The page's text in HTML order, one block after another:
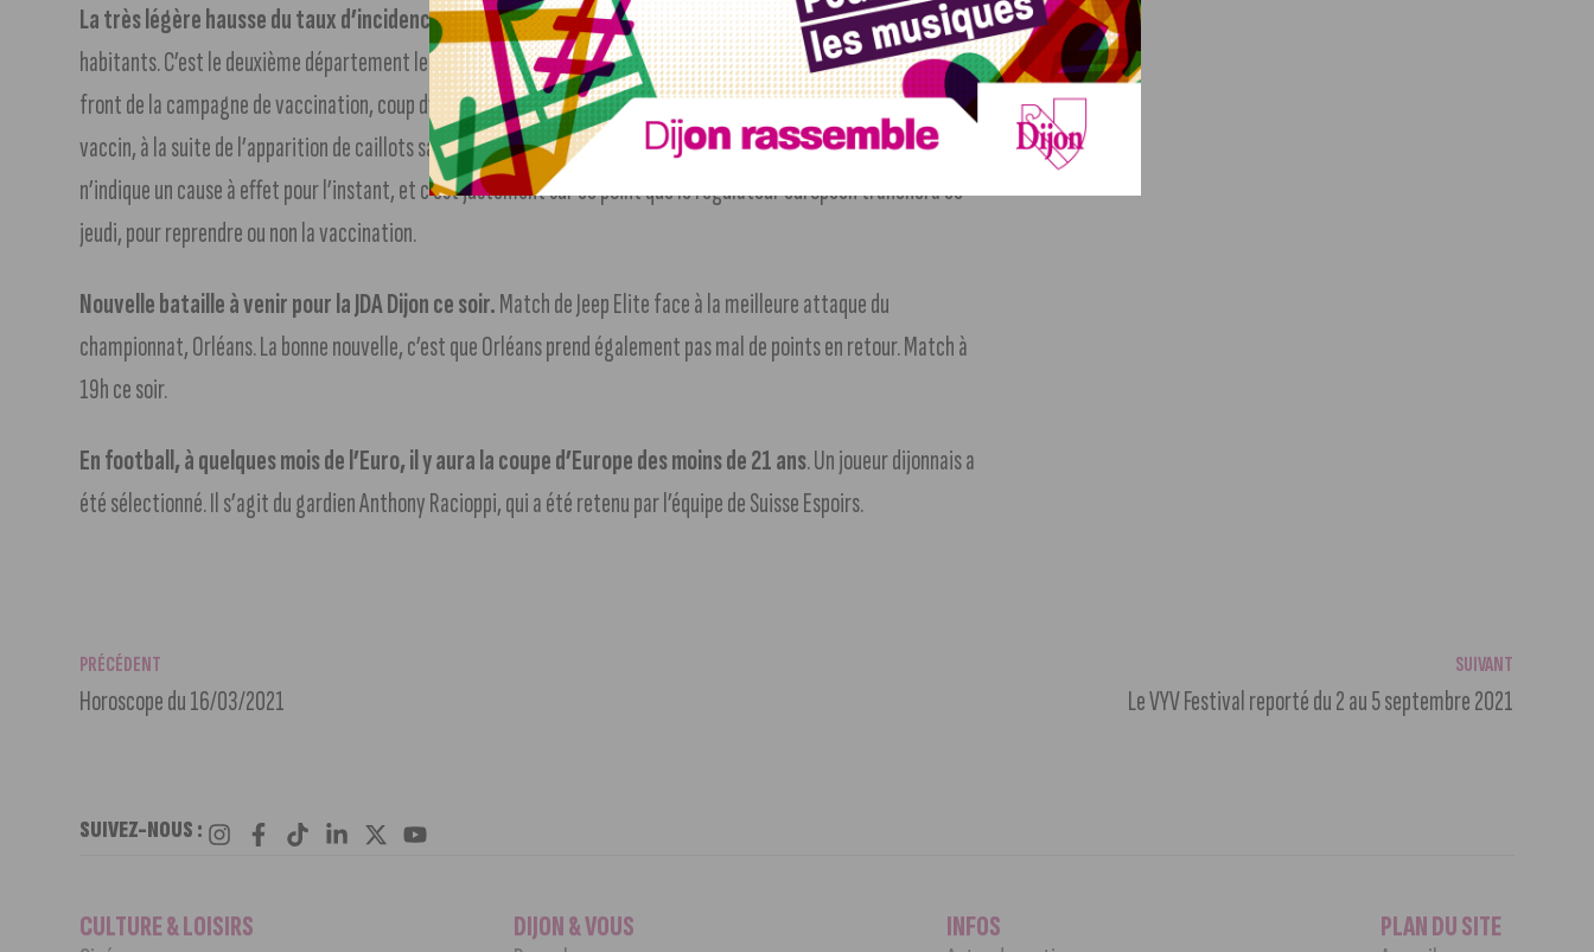
La très légère hausse du taux d’incidence ces derniers jours sur la Côte d’Or. 127 cas positifs pour 100 mille
habitants. C’est le deuxième département le moins touché actuellement dans la Bourgogne-Franche-Comté. Dans le
front de la campagne de vaccination, coup d’arrêt pour AstraZeneca, avec la suspension de l’administration du
vaccin, à la suite de l’apparition de caillots sanguins chez certains malades ayant reçus la première dose. Rien
n’indique un cause à effet pour l’instant, et c’est justement sur ce point que le régulateur européen tranchera ce
jeudi, pour reprendre ou non la vaccination.
Nouvelle bataille à venir pour la JDA Dijon ce soir.Match de Jeep Elite face à la meilleure attaque du
championnat, Orléans. La bonne nouvelle, c’est que Orléans prend également pas mal de points en retour. Match à
19h ce soir.
En football, à quelques mois de l’Euro, il y aura la coupe d’Europe des moins de 21 ans. Un joueur dijonnais a
été sélectionné. Il s’agit du gardien Anthony Racioppi, qui a été retenu par l’équipe de Suisse Espoirs.
PRÉCÉDENT
Horoscope du 16/03/2021
SUIVANT
Le VYV Festival reporté du 2 au 5 septembre 2021
SUIVEZ-NOUS :
CULTURE & LOISIRS
DIJON & VOUS
INFOS
PLAN DU SITE